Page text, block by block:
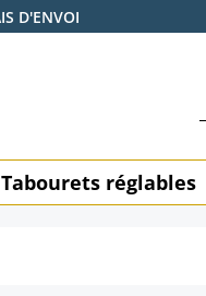
D'ENVOI
Tabourets réglables